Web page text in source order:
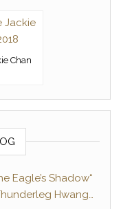
Chan
Eagle’s Shadow“
Hwang